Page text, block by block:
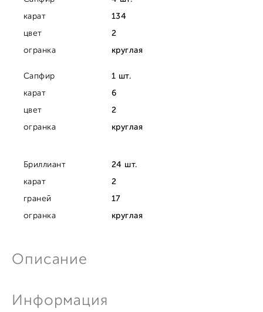
Описание
Информация
карат
134
цвет
2
огранка
круглая
Сапфир
1 шт.
карат
6
цвет
2
огранка
круглая
Бриллиант
24 шт.
карат
2
граней
17
огранка
круглая